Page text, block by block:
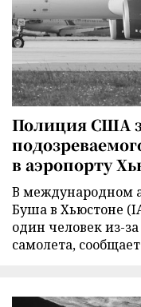
Полиция США
в аэропорту
В международном
Буша в Хьюстоне
один человек из-
самолета,